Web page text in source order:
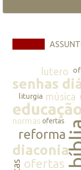
lutero
senhas
liturgia música
normas ofertas
reforma
diaconia
ofertas